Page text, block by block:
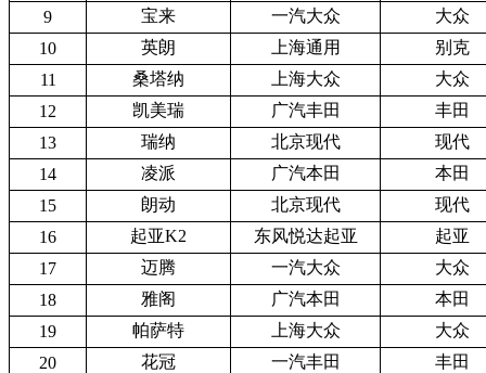
9
宝来 一汽大众
大众
10
英朗 上海通用
别克
11
桑塔纳 上海大众
大众
12
凯美瑞 广汽丰田
丰田
13
瑞纳 北京现代
现代
14
凌派 广汽本田
本田
15
朗动 北京现代
现代
16
起亚K2 东风悦达起亚
起亚
17
迈腾 一汽大众
大众
18
雅阁 广汽本田
本田
19
帕萨特 上海大众
大众
20
花冠 一汽丰田
丰田